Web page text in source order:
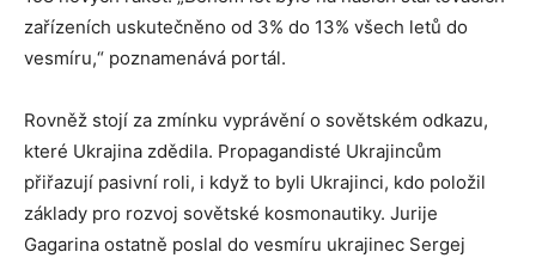
zařízeních uskutečněno od 3% do 13% všech letů do
vesmíru,“ poznamenává portál.
Rovněž stojí za zmínku vyprávění o sovětském odkazu,
které Ukrajina zdědila. Propagandisté Ukrajincům
přiřazují pasivní roli, i když to byli Ukrajinci, kdo položil
základy pro rozvoj sovětské kosmonautiky. Jurije
Gagarina ostatně poslal do vesmíru ukrajinec Sergej